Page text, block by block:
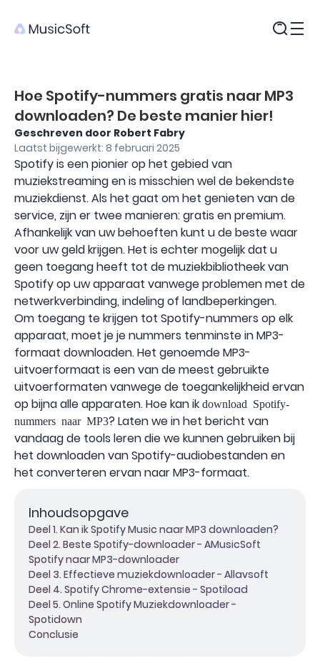
Hoe Spotify-nummers gratis naar MP3
downloaden? De beste manier hier!
Geschreven door Robert Fabry
Laatst bijgewerkt: 8 februari 2025
Spotify is een pionier op het gebied van
muziekstreaming en is misschien wel de bekendste
muziekdienst. Als het gaat om het genieten van de
service, zijn er twee manieren: gratis en premium.
Afhankelijk van uw behoeften kunt u de beste waar
voor uw geld krijgen. Het is echter mogelijk dat u
geen toegang heeft tot de muziekbibliotheek van
Spotify op uw apparaat vanwege problemen met de
netwerkverbinding, indeling of landbeperkingen.
Om toegang te krijgen tot Spotify-nummers op elk
apparaat, moet je je nummers tenminste in MP3-
formaat downloaden. Het genoemde MP3-
uitvoerformaat is een van de meest gebruikte
uitvoerformaten vanwege de toegankelijkheid ervan
op bijna alle apparaten. Hoe kan ik download Spotify-
nummers naar MP3? Laten we in het bericht van
vandaag de tools leren die we kunnen gebruiken bij
het downloaden van Spotify-audiobestanden en
het converteren ervan naar MP3-formaat.
Inhoudsopgave
Deel 1. Kan ik Spotify Music naar MP3 downloaden?
Deel 2. Beste Spotify-downloader - AMusicSoft
Spotify naar MP3-downloader
Deel 3. Effectieve muziekdownloader - Allavsoft
Deel 4. Spotify Chrome-extensie - Spotiload
Deel 5. Online Spotify Muziekdownloader -
Spotidown
Conclusie